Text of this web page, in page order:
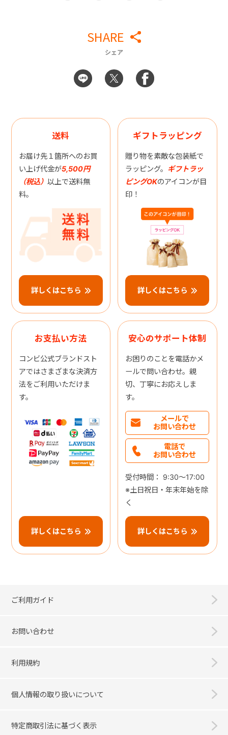
SHARE
シェア
送料
お届け先１箇所へのお買
い上げ代金が5,500円
（税込） 以上で送料無
料。
詳しくはこちら
ギフトラッピング
贈り物を素敵な包装紙で
ラッピング。 ギフトラッ
ピングOKのアイコンが目
印！
詳しくはこちら
お支払い方法
コンビ公式ブランドスト
アではさまざまな決済方
法をご利用いただけま
す。
詳しくはこちら
安心のサポート体制
お困りのことを電話かメ
ールで問い合わせ。親
切、丁寧にお応えしま
す。
メールで
お問い合わせ
電話で
お問い合わせ
受付時間： 9:30～17:00
※土日祝日・年末年始を除
く
詳しくはこちら
ご利用ガイド
お問い合わせ
利用規約
個人情報の取り扱いについて
特定商取引法に基づく表示